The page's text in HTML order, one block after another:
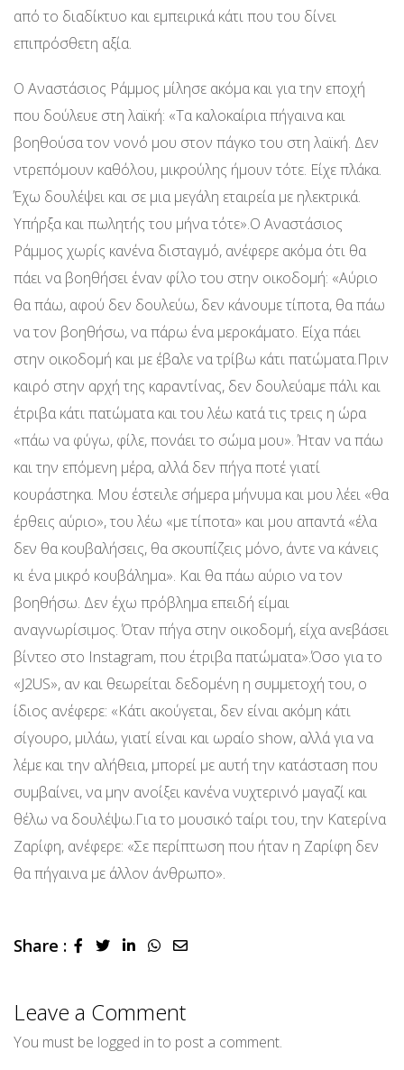
από το διαδίκτυο και εμπειρικά κάτι που του δίνει
επιπρόσθετη αξία.
Ο Αναστάσιος Ράμμος μίλησε ακόμα και για την εποχή
που δούλευε στη λαϊκή: «Τα καλοκαίρια πήγαινα και
βοηθούσα τον νονό μου στον πάγκο του στη λαϊκή. Δεν
ντρεπόμουν καθόλου, μικρούλης ήμουν τότε. Είχε πλάκα.
Έχω δουλέψει και σε μια μεγάλη εταιρεία με ηλεκτρικά.
Υπήρξα και πωλητής του μήνα τότε».Ο Αναστάσιος
Ράμμος χωρίς κανένα δισταγμό, ανέφερε ακόμα ότι θα
πάει να βοηθήσει έναν φίλο του στην οικοδομή: «Αύριο
θα πάω, αφού δεν δουλεύω, δεν κάνουμε τίποτα, θα πάω
να τον βοηθήσω, να πάρω ένα μεροκάματο. Είχα πάει
στην οικοδομή και με έβαλε να τρίβω κάτι πατώματα.Πριν
καιρό στην αρχή της καραντίνας, δεν δουλεύαμε πάλι και
έτριβα κάτι πατώματα και του λέω κατά τις τρεις η ώρα
«πάω να φύγω, φίλε, πονάει το σώμα μου». Ήταν να πάω
και την επόμενη μέρα, αλλά δεν πήγα ποτέ γιατί
κουράστηκα. Μου έστειλε σήμερα μήνυμα και μου λέει «θα
έρθεις αύριο», του λέω «με τίποτα» και μου απαντά «έλα
δεν θα κουβαλήσεις, θα σκουπίζεις μόνο, άντε να κάνεις
κι ένα μικρό κουβάλημα». Και θα πάω αύριο να τον
βοηθήσω. Δεν έχω πρόβλημα επειδή είμαι
αναγνωρίσιμος. Όταν πήγα στην οικοδομή, είχα ανεβάσει
βίντεο στο Instagram, που έτριβα πατώματα».Όσο για το
«J2US», αν και θεωρείται δεδομένη η συμμετοχή του, ο
ίδιος ανέφερε: «Κάτι ακούγεται, δεν είναι ακόμη κάτι
σίγουρο, μιλάω, γιατί είναι και ωραίο show, αλλά για να
λέμε και την αλήθεια, μπορεί με αυτή την κατάσταση που
συμβαίνει, να μην ανοίξει κανένα νυχτερινό μαγαζί και
θέλω να δουλέψω.Για το μουσικό ταίρι του, την Κατερίνα
Ζαρίφη, ανέφερε: «Σε περίπτωση που ήταν η Ζαρίφη δεν
θα πήγαινα με άλλον άνθρωπο».
Share : LinkedInWhatsapp
Share
Leave a Comment
You must be logged in to post a comment.